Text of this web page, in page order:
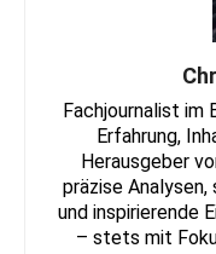
Fachjournalist
Erfahrung,
Herausgeber
präzise
und inspirierende
– stets mit